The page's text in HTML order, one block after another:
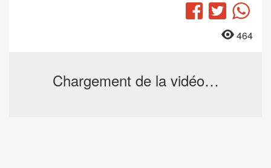
Facebook
Twitter
464
Chargement de la vidéo…